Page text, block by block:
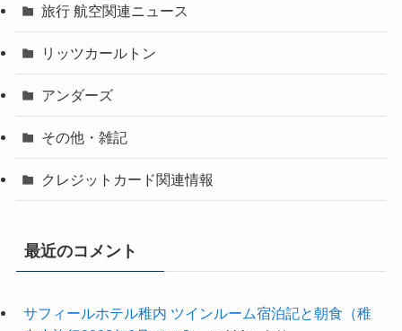
旅行 航空関連ニュース
リッツカールトン
アンダーズ
その他・雑記
クレジットカード関連情報
最近のコメント
サフィールホテル稚内 ツインルーム宿泊記と朝食（稚